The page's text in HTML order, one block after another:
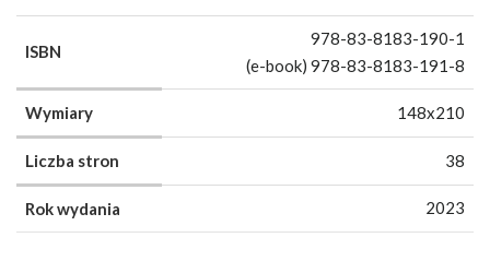
ISBN
978-83-8183-190-1
(e-book) 978-83-8183-191-8
Wymiary 148x210
Liczba stron 38
Rok wydania 2023